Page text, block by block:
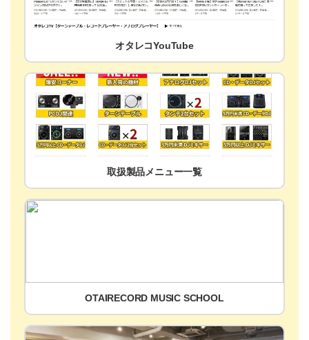
オタレコYouTube
取扱製品メニュー一覧
OTAIRECORD MUSIC SCHOOL